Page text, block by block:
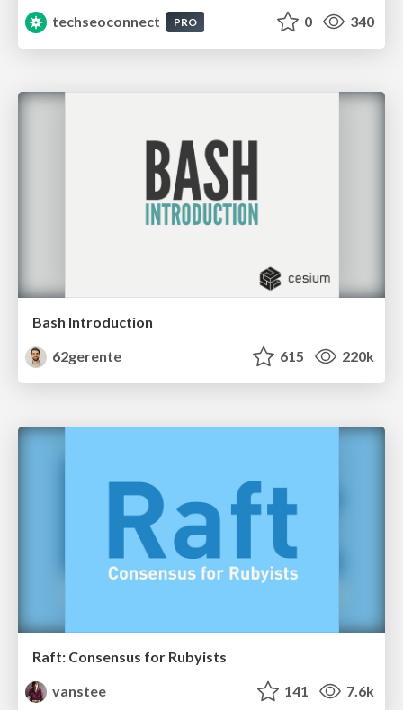
techseoconnect
PRO 0 340
Bash Introduction
62gerente
615 220k
Raft: Consensus for Rubyists
vanstee
141 7.6k